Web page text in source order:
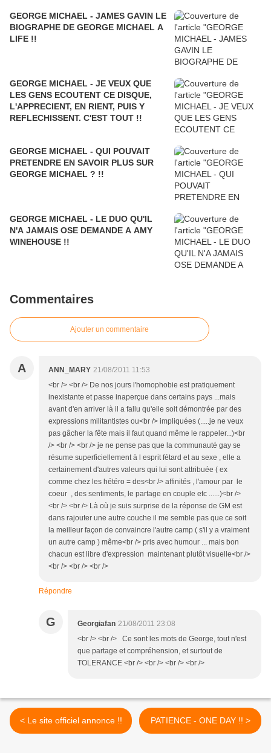
GEORGE MICHAEL - JAMES GAVIN LE
BIOGRAPHE DE GEORGE MICHAEL A
LIFE !!
GEORGE MICHAEL - JE VEUX QUE
LES GENS ECOUTENT CE DISQUE,
L'APPRECIENT, EN RIENT, PUIS Y
REFLECHISSENT. C'EST TOUT !!
GEORGE MICHAEL - QUI POUVAIT
PRETENDRE EN SAVOIR PLUS SUR
GEORGE MICHAEL ? !!
GEORGE MICHAEL - LE DUO QU'IL
N'A JAMAIS OSE DEMANDE A AMY
WINEHOUSE !!
Commentaires
Ajouter un commentaire
A ANN_MARY 21/08/2011 11:53
<br /> <br /> De nos jours l'homophobie est pratiquement
inexistante et passe inaperçue dans certains pays ...mais
avant d'en arriver là il a fallu qu'elle soit démontrée par des
expressions militantistes ou<br /> impliquées (.....je ne veux
pas gâcher la fête mais il faut quand même le rappeler...)<br
/> <br /> <br /> je ne pense pas que la communauté gay se
résume superficiellement à l esprit fétard et au sexe , elle a
certainement d'autres valeurs qui lui sont attribuée ( ex
comme chez les hétéro = des<br /> affinités , l'amour par le
coeur , des sentiments, le partage en couple etc ......)<br />
<br /> <br /> Là où je suis surprise de la réponse de GM est
dans rajouter une autre couche il me semble pas que ce soit
la meilleur façon de convaincre l'autre camp ( s'il y a vraiment
un autre camp ) même<br /> pris avec humour ... mais bon
chacun est libre d'expression maintenant plutôt visuelle<br />
<br /> <br /> <br />
Répondre
G Georgiafan 21/08/2011 23:08
<br /> <br /> Ce sont les mots de George, tout n'est
que partage et compréhension, et surtout de
TOLERANCE <br /> <br /> <br /> <br />
< Le site officiel annonce !! PATIENCE - ONE DAY !! >